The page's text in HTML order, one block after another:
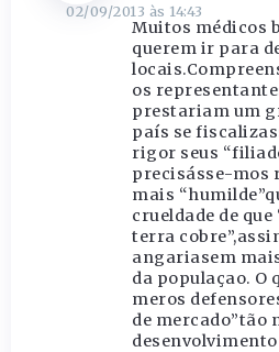
02/09/2013 às 14:43
Muitos médicos
querem ir para
os
prestariam um
país se
rigor seus
precisásse-mos
mais
crueldade de
terra
angariasem
da populaçao. O
meros
de mercado”tão